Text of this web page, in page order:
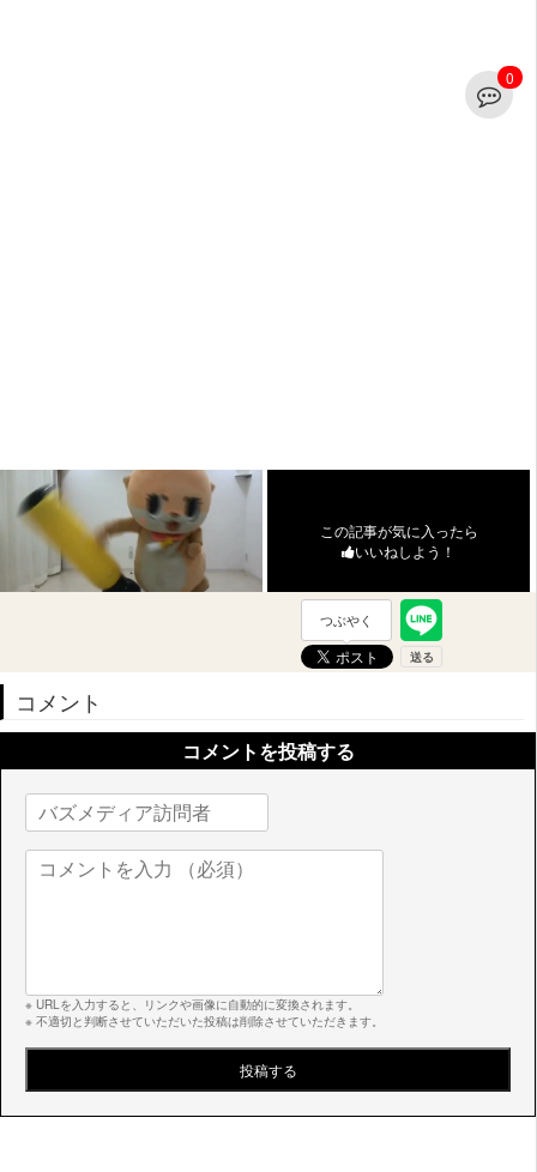
この記事が気に入ったら
いいねしよう！
つぶやく
コメント
0
コメントを投稿する
※ URLを入力すると、リンクや画像に自動的に変換されます。
※ 不適切と判断させていただいた投稿は削除させていただきます。